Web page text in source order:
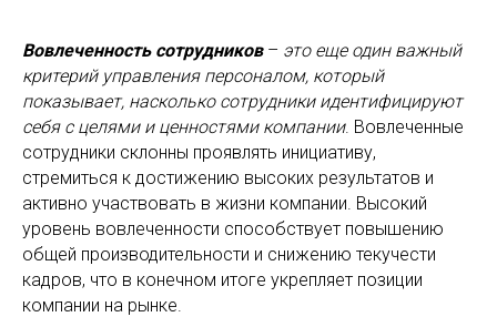
Вовлеченность сотрудников– это еще один важный
критерий управления персоналом, который
показывает, насколько сотрудники идентифицируют
себя с целями и ценностями компании. Вовлеченные
сотрудники склонны проявлять инициативу,
стремиться к достижению высоких результатов и
активно участвовать в жизни компании. Высокий
уровень вовлеченности способствует повышению
общей производительности и снижению текучести
кадров, что в конечном итоге укрепляет позиции
компании на рынке.